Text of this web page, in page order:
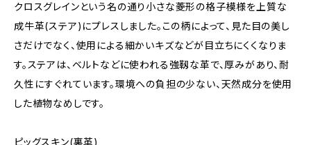
クロスグレインという名の通り小さな菱形の格子模様を上質な
成牛革(ステア)にプレスしました。この柄によって、見た目の美し
さだけでなく、使用による細かいキズなどが目立ちにくくなりま
す。ステアは、ベルトなどに使われる強靱な革で、厚みがあり、耐
久性にすぐれています。環境への負担の少ない、天然成分を使用
した植物なめしです。
ピッグスキン(裏革)